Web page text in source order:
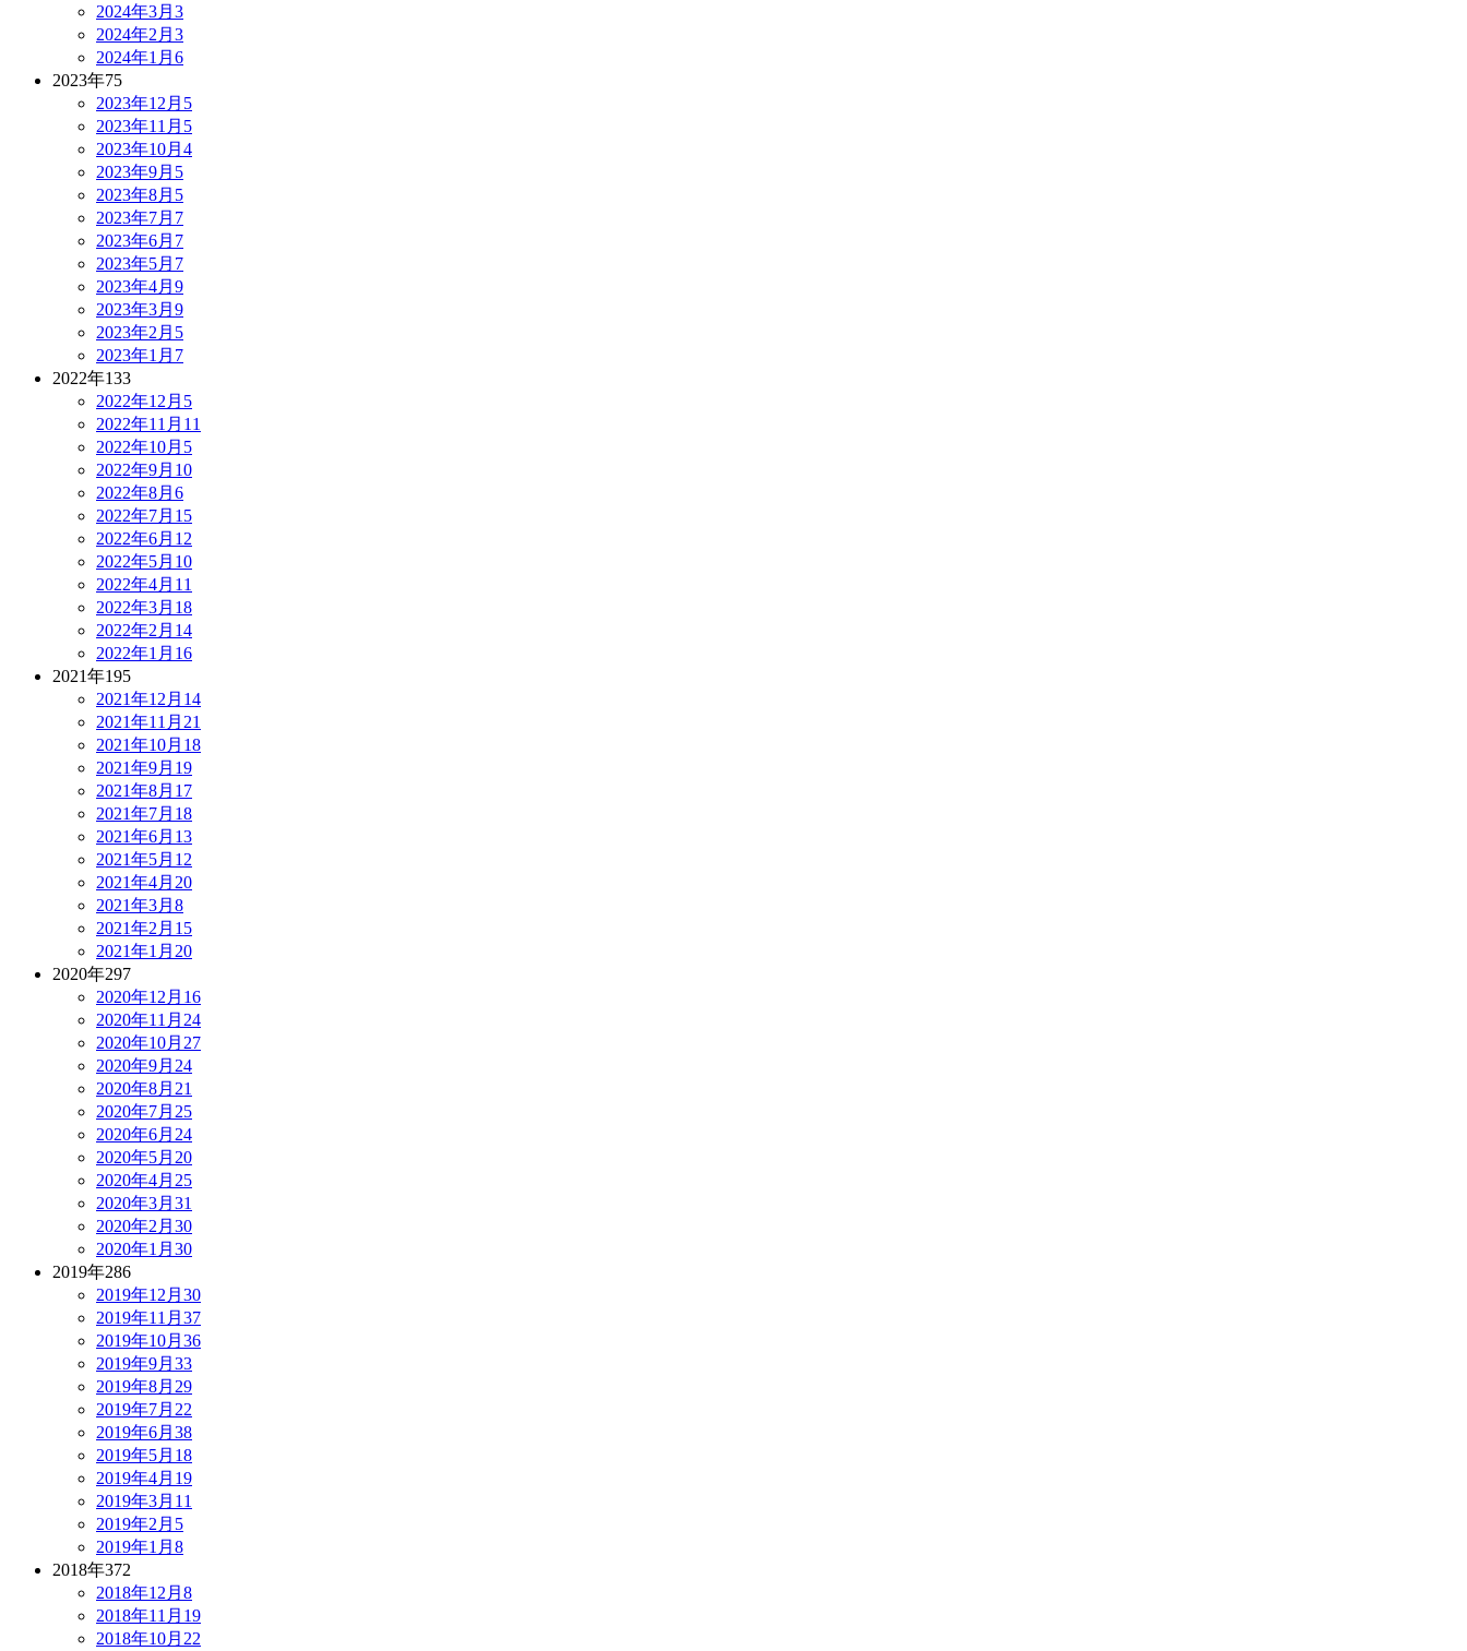
2024年3月 3
2024年2月 3
2024年1月 6
2023年75
2023年12月 5
2023年11月 5
2023年10月 4
2023年9月 5
2023年8月 5
2023年7月 7
2023年6月 7
2023年5月 7
2023年4月 9
2023年3月 9
2023年2月 5
2023年1月 7
2022年133
2022年12月 5
2022年11月 11
2022年10月 5
2022年9月 10
2022年8月 6
2022年7月 15
2022年6月 12
2022年5月 10
2022年4月 11
2022年3月 18
2022年2月 14
2022年1月 16
2021年195
2021年12月 14
2021年11月 21
2021年10月 18
2021年9月 19
2021年8月 17
2021年7月 18
2021年6月 13
2021年5月 12
2021年4月 20
2021年3月 8
2021年2月 15
2021年1月 20
2020年297
2020年12月 16
2020年11月 24
2020年10月 27
2020年9月 24
2020年8月 21
2020年7月 25
2020年6月 24
2020年5月 20
2020年4月 25
2020年3月 31
2020年2月 30
2020年1月 30
2019年286
2019年12月 30
2019年11月 37
2019年10月 36
2019年9月 33
2019年8月 29
2019年7月 22
2019年6月 38
2019年5月 18
2019年4月 19
2019年3月 11
2019年2月 5
2019年1月 8
2018年372
2018年12月 8
2018年11月 19
2018年10月 22